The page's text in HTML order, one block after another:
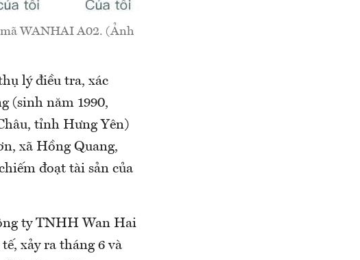
mã WANHAI A02. (Ảnh
lý điều tra, xác
(sinh năm 1990,
tỉnh Hưng Yên)
xã Hồng Quang,
đoạt tài sản của
ty TNHH Wan Hai
xảy ra tháng 6 và